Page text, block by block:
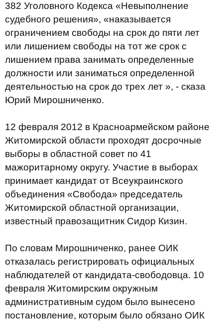
382 Уголовного Кодекса «Невыполнение
судебного решения», «наказывается
ограничением свободы на срок до пяти лет
или лишением свободы на тот же срок с
лишением права занимать определенные
должности или заниматься определенной
деятельностью на срок до трех лет », - сказа
Юрий Мирошниченко.
12 февраля 2012 в Красноармейском районе
Житомирской области проходят досрочные
выборы в областной совет по 41
мажоритарному округу. Участие в выборах
принимает кандидат от Всеукраинского
объединения «Свобода» председатель
Житомирской областной организации,
известный правозащитник Сидор Кизин.
По словам Мирошниченко, ранее ОИК
отказалась регистрировать официальных
наблюдателей от кандидата-свободовца. 10
февраля Житомирским окружным
административным судом было вынесено
постановление, которым было обязано ОИК